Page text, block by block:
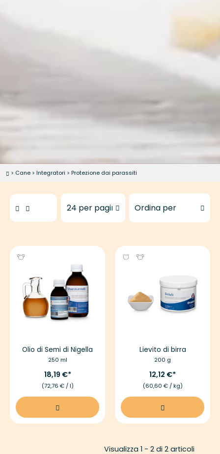
> Cane > Integratori > Protezione dai parassiti
Prodotti da mostrareOrdina i prodotti per
Olio di Semi di Nigella
250 ml
18,19 €
(72,76 € / l)
Lievito di birra
200 g
12,12 €
(60,60 € / kg)
Visualizza 1 - 2 di 2 articoli